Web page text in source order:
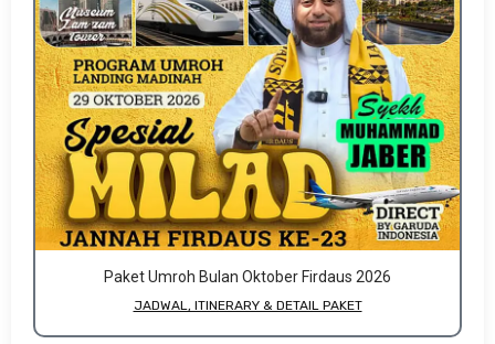
Paket Umroh Bulan Oktober Firdaus 2026
JADWAL, ITINERARY & DETAIL PAKET